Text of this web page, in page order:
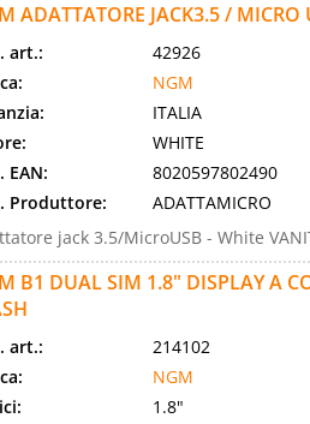
ADATTATORE JACK3.5 / MICRO
art.:
42926
NGM
ITALIA
WHITE
EAN:
8020597802490
Produttore:
ADATTAMICRO
jack 3.5/MicroUSB - White
B1 DUAL SIM 1.8" DISPLAY A
art.:
214102
NGM
1.8"